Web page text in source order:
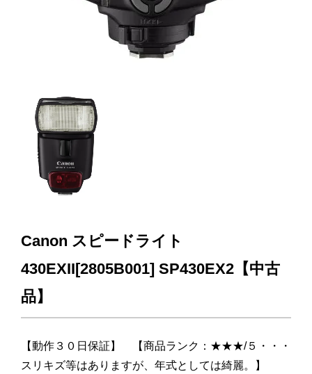
Canon スピードライト
430EXII[2805B001] SP430EX2【中古
品】
【動作３０日保証】 【商品ランク：★★★/５・・・
スリキズ等はありますが、年式としては綺麗。】